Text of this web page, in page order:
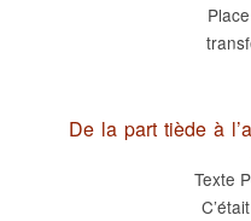
De la part tiède à
Texte